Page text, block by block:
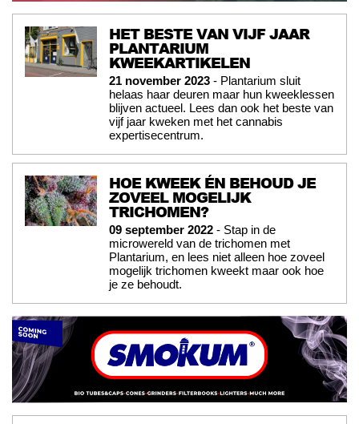
HET BESTE VAN VIJF JAAR
PLANTARIUM
KWEEKARTIKELEN
21 november 2023 - Plantarium sluit
helaas haar deuren maar hun kweeklessen
blijven actueel. Lees dan ook het beste van
vijf jaar kweken met het cannabis
expertisecentrum.
HOE KWEEK ÉN BEHOUD JE
ZOVEEL MOGELIJK
TRICHOMEN?
09 september 2022 - Stap in de
microwereld van de trichomen met
Plantarium, en lees niet alleen hoe zoveel
mogelijk trichomen kweekt maar ook hoe
je ze behoudt.